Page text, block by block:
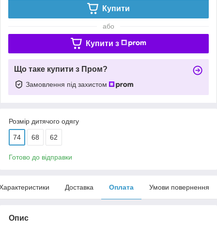
Купити
або
Купити з
Що таке купити з Пром?
Замовлення під захистом
Розмір дитячого одягу
74 68 62
Готово до відправки
Доставка Оплата Умови повернення
Опис